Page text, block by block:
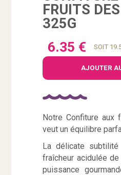
FRUITS
325G
6.35 €
SOIT
AJOUTER
Notre Confiture
veut un équilibre
La délicate
fraîcheur acidulée
puissance